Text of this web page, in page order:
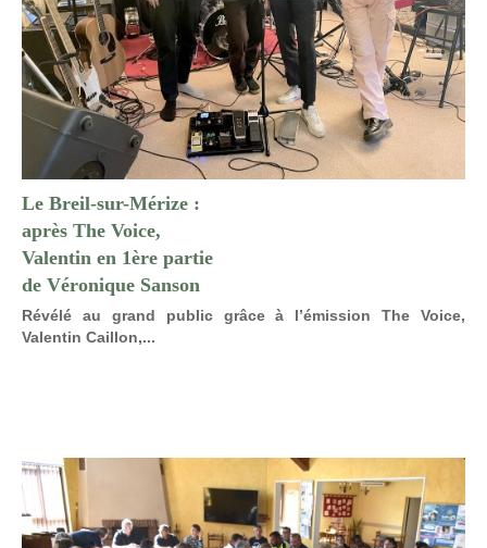
Le Breil-sur-Mérize :
après The Voice,
Valentin en 1ère partie
de Véronique Sanson
Révélé au grand public grâce à l’émission The Voice,
Valentin Caillon,...